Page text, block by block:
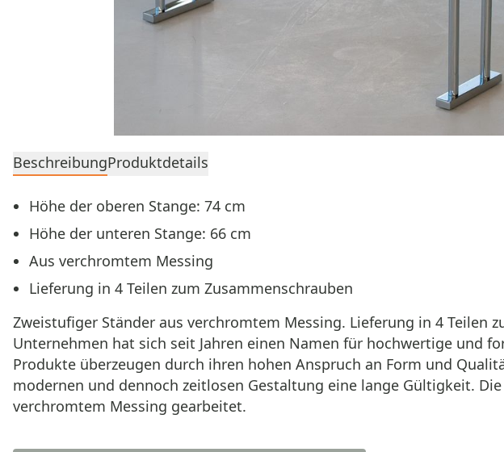
BeschreibungProduktdetails
Höhe der oberen Stange: 74 cm
Höhe der unteren Stange: 66 cm
Aus verchromtem Messing
Lieferung in 4 Teilen zum Zusammenschrauben
Zweistufiger Ständer aus verchromtem Messing. Lieferung in 4 Teilen
Unternehmen hat sich seit Jahren einen Namen für hochwertige und
Produkte überzeugen durch ihren hohen Anspruch an Form und
modernen und dennoch zeitlosen Gestaltung eine lange Gültigkeit.
verchromtem Messing gearbeitet.